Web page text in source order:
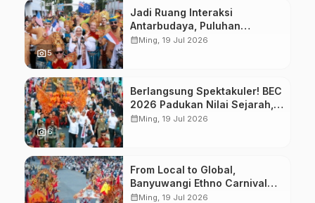
photo_camera5
Jadi Ruang Interaksi
Antarbudaya, Puluhan
Wisatawan Mancanegara
calendar_monthMing, 19 Jul 2026
photo_camera6
Berlangsung Spektakuler! BEC
2026 Padukan Nilai Sejarah,
Budaya, dan Fashion Berkelas
calendar_monthMing, 19 Jul 2026
From Local to Global,
Banyuwangi Ethno Carnival
Buktikan Budaya Lokal Mampu
calendar_monthMing, 19 Jul 2026